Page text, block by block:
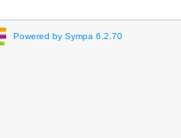
Powered by Sympa 6.2.70